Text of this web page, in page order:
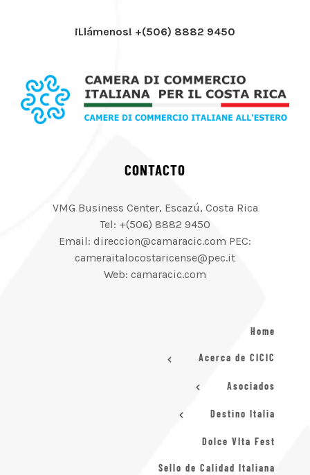
¡Llámenos! +(506) 8882 9450
CONTACTO
VMG Business Center, Escazú, Costa Rica
Tel: +(506) 8882 9450
Email: direccion@camaracic.com PEC:
cameraitalocostaricense@pec.it
Web: camaracic.com
Home
Acerca de CICIC
Asociados
Destino Italia
Dolce VIta Fest
Sello de Calidad Italiana